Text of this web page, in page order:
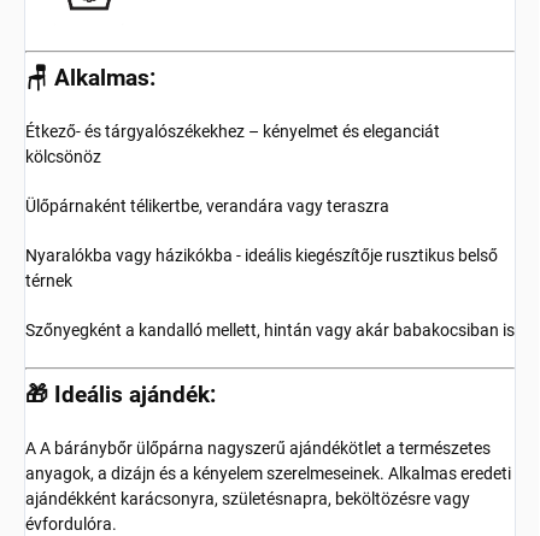
🪑 Alkalmas:
Étkező- és tárgyalószékekhez – kényelmet és eleganciát
kölcsönöz
Ülőpárnaként télikertbe, verandára vagy teraszra
Nyaralókba vagy házikókba - ideális kiegészítője rusztikus belső
térnek
Szőnyegként a kandalló mellett, hintán vagy akár babakocsiban is
🎁 Ideális ajándék:
A A báránybőr ülőpárna nagyszerű ajándékötlet a természetes
anyagok, a dizájn és a kényelem szerelmeseinek. Alkalmas eredeti
ajándékként karácsonyra, születésnapra, beköltözésre vagy
évfordulóra.